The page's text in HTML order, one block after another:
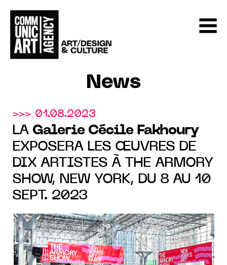
News
>>> 01.08.2023
LA Galerie Cécile Fakhoury
EXPOSERA LES ŒUVRES DE
DIX ARTISTES À THE ARMORY
SHOW, NEW YORK, DU 8 AU 10
SEPT. 2023